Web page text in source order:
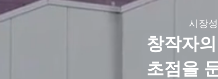
시장
창작자
초점을